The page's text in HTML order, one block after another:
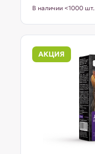
В наличии <1000 шт.
АКЦИЯ